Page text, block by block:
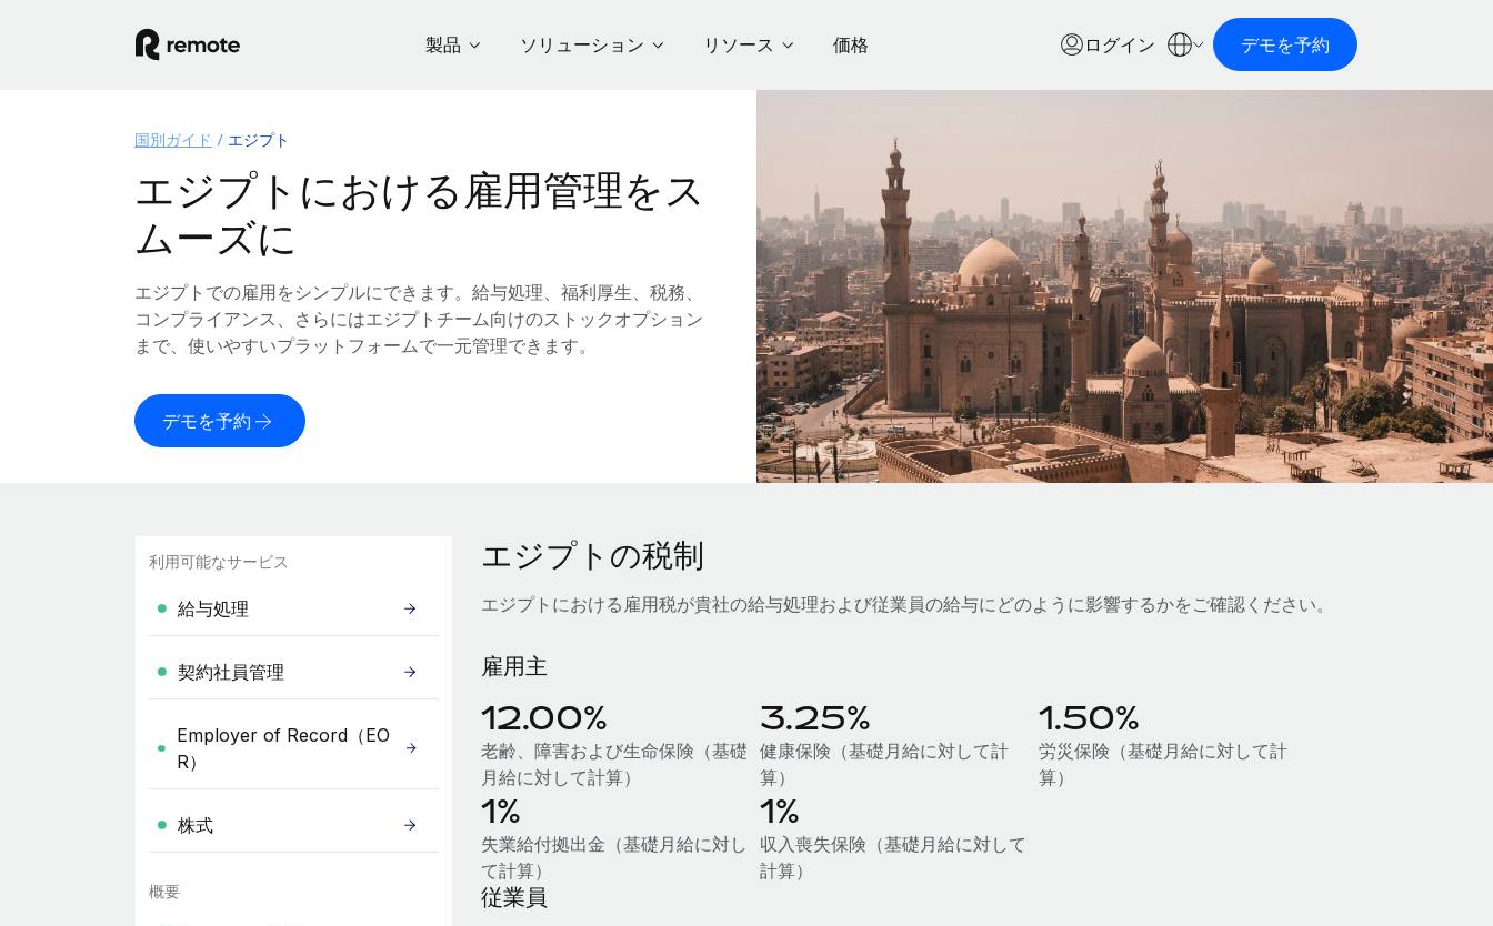
製品 ソリューション リソース 価格 ログイン デモを予約
国別ガイド エジプト
エジプトにおける雇用管理をス
ムーズに
エジプトでの雇用をシンプルにできます。給与処理、福利厚生、税務、
コンプライアンス、さらにはエジプトチーム向けのストックオプション
まで、使いやすいプラットフォームで一元管理できます。
デモを予約
利用可能なサービス
給与処理
契約社員管理
Employer of Record（EO
R）
株式
概要
エジプトの税制
エジプトにおける雇用税が貴社の給与処理および従業員の給与にどのように影響するかをご確認ください。
雇用主
12.00%
老齢、障害および生命保険（基礎
月給に対して計算）
3.25%
健康保険（基礎月給に対して計
算）
1.50%
労災保険（基礎月給に対して計
算）
1%
失業給付拠出金（基礎月給に対し
て計算）
1%
収入喪失保険（基礎月給に対して
計算）
従業員